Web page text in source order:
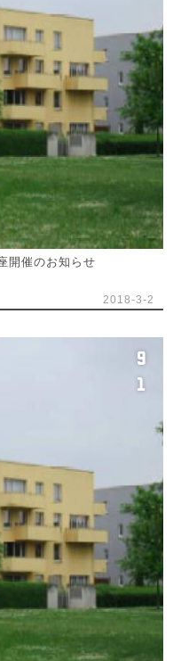
開催のお知らせ
2018-3-2
9
1